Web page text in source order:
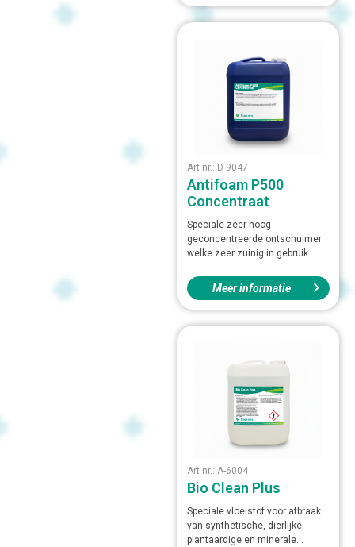
Art nr.: D-9047
Antifoam P500
Concentraat
Speciale zeer hoog
geconcentreerde ontschuimer
welke zeer zuinig in gebruik...
Meer informatie
Art nr.: A-6004
Bio Clean Plus
Speciale vloeistof voor afbraak
van synthetische, dierlijke,
plantaardige en minerale...